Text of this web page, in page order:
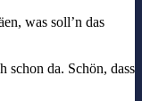
was soll’n das
schon da. Schön, dass